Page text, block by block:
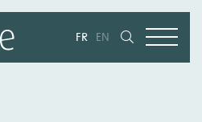
FR EN